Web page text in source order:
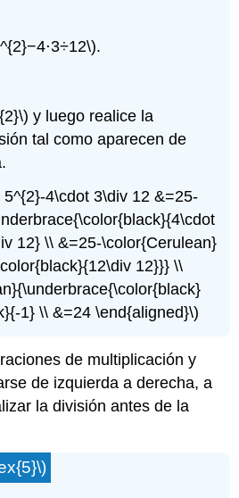
.
y luego realice la
tal como aparecen de
4\cdot 3\div 12 &=25-
12} \\ &=25-\color{Cerulean}
12}}} \\
1} \\ &=24 \end{aligned}\)
de multiplicación y
de izquierda a derecha, a
la división antes de la